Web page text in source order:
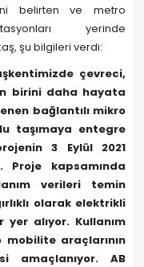
belirten ve metro
yerinde
şu bilgileri verdi:
çevreci,
birini daha hayata
bağlantılı mikro
taşımaya entegre
3 Eylül 2021
Proje kapsamında
verileri temin
olarak elektrikli
alıyor. Kullanım
araçlarının
amaçlanıyor. AB